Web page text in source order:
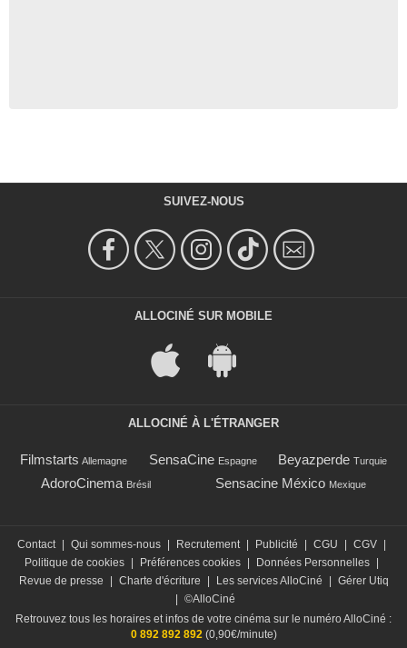
SUIVEZ-NOUS
ALLOCINÉ SUR MOBILE
ALLOCINÉ À L'ÉTRANGER
Filmstarts Allemagne SensaCine Espagne Beyazperde Turquie
AdoroCinema Brésil Sensacine México Mexique
Contact Qui sommes-nous Recrutement Publicité CGU CGV
Politique de cookies
Préférences cookies Données Personnelles
Revue de presse
Charte d'écriture Les services AlloCiné
Gérer Utiq
©AlloCiné
Retrouvez tous les horaires et infos de votre cinéma sur le numéro AlloCiné :
0 892 892 892(0,90€/minute)